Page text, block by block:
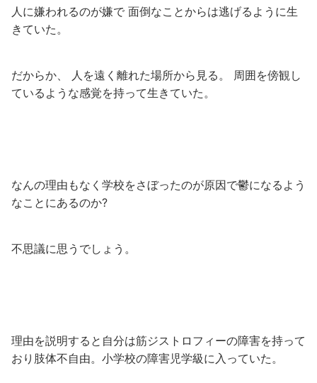
人に嫌われるのが嫌で 面倒なことからは逃げるように生
きていた。
だからか、 人を遠く離れた場所から見る。 周囲を傍観し
ているような感覚を持って生きていた。
なんの理由もなく学校をさぼったのが原因で鬱になるよう
なことにあるのか?
不思議に思うでしょう。
理由を説明すると自分は筋ジストロフィーの障害を持って
おり肢体不自由。小学校の障害児学級に入っていた。